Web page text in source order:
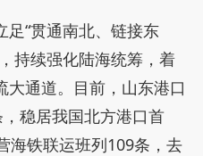
足“贯通南北、链接东
持续强化陆海统筹，着
大通道。目前，山东港口
稳居我国北方港口首
海铁联运班列109条，去